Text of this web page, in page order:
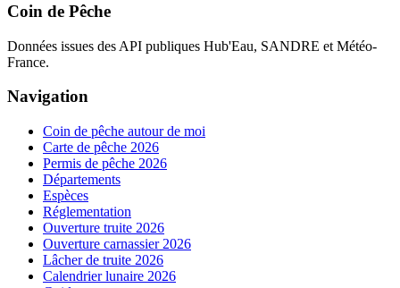
Coin de Pêche
Données issues des API publiques Hub'Eau, SANDRE et Météo-
France.
Navigation
Coin de pêche autour de moi
Carte de pêche 2026
Permis de pêche 2026
Départements
Espèces
Réglementation
Ouverture truite 2026
Ouverture carnassier 2026
Lâcher de truite 2026
Calendrier lunaire 2026